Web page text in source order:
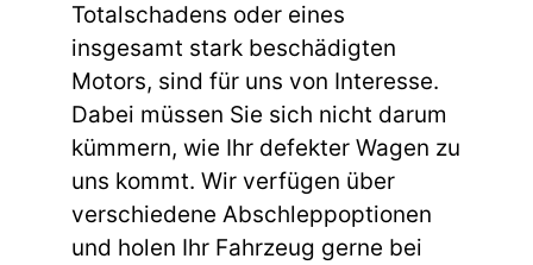
Totalschadens oder eines
insgesamt stark beschädigten
Motors, sind für uns von Interesse.
Dabei müssen Sie sich nicht darum
kümmern, wie Ihr defekter Wagen zu
uns kommt. Wir verfügen über
verschiedene Abschleppoptionen
und holen Ihr Fahrzeug gerne bei